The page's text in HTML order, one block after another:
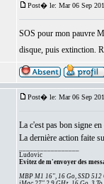
Post� le: Mar 06 Sep
SOS pour mon pauvre
disque, puis extinction.
Post� le: Mar 06 Sep
La c'est pas bon signe en
La dernière action faite
Ludovic
Evitez de m'envoyer des
MBP M1 16", 16 Go, SSD 512